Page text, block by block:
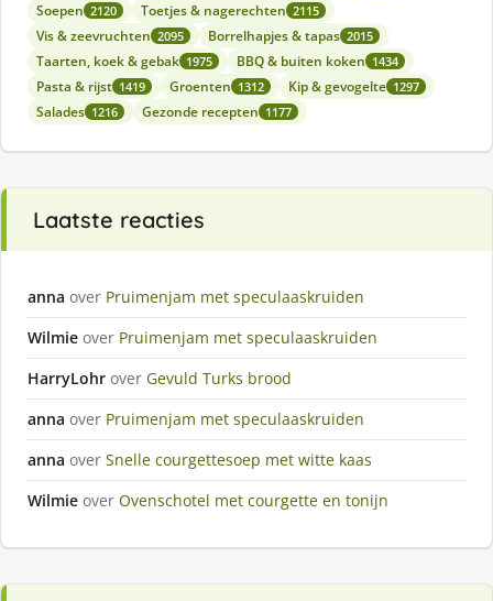
Soepen 2120 Toetjes & nagerechten 2115
Vis & zeevruchten 2095 Borrelhapjes & tapas 2015
Taarten, koek & gebak 1975 BBQ & buiten koken 1434
Pasta & rijst 1419 Groenten 1312 Kip & gevogelte 1297
Salades 1216 Gezonde recepten 1177
Laatste reacties
anna over Pruimenjam met speculaaskruiden
Wilmie over Pruimenjam met speculaaskruiden
HarryLohr over Gevuld Turks brood
anna over Pruimenjam met speculaaskruiden
anna over Snelle courgettesoep met witte kaas
Wilmie over Ovenschotel met courgette en tonijn